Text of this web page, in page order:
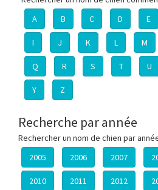
A
B C D E
I J K L M
Q R S T U
Y Z
Recherche par année
Rechercher un nom de chien par
2005
2006 2007
2010 2011 2012